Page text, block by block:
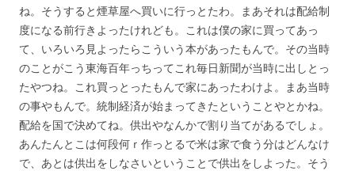
ね。そうすると煙草屋へ買いに行っとたわ。まあそれは配給制
度になる前行きよったけれども。これは僕の家に買ってあっ
て、いろいろ見よったらこういう本があったもんで。その当時
のことがこう東海百年っちってこれ毎日新聞が当時に出しとっ
たやつね。これ買っとったもんで家にあったわけよ。まあ当時
の事やもんで。統制経済が始まってきたということやとかね。
配給を国で決めてね。供出やなんかで割り当てがあるでしょ。
あんたんとこは何段何ｒ作っとるで米は家で食う分はどんなけ
で、あとは供出をしなさいということで供出をしよった。そう